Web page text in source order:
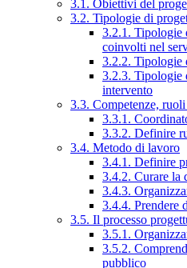
3.1. Obiettivi del
3.2. Tipologie di
3.2.1. Tipologie
coinvolti nel
3.2.2. Tipologie
3.2.3. Tipologie
intervento
3.3. Competenze,
3.3.1.
3.3.2. Definire
3.4. Metodo di lavoro
3.4.1. Definire
3.4.2. Curare la
3.4.3.
3.4.4. Prendere
3.5. Il processo
3.5.1.
3.5.2.
pubblico